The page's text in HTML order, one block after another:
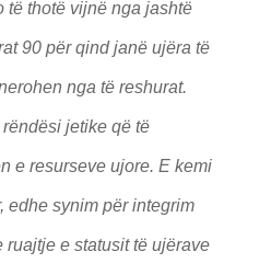
të thotë vijnë nga jashtë
90 për qind janë ujëra të
nga të reshurat.
jetike që të
e resurseve ujore. E kemi
edhe synim për integrim
ruajtje e statusit të ujërave